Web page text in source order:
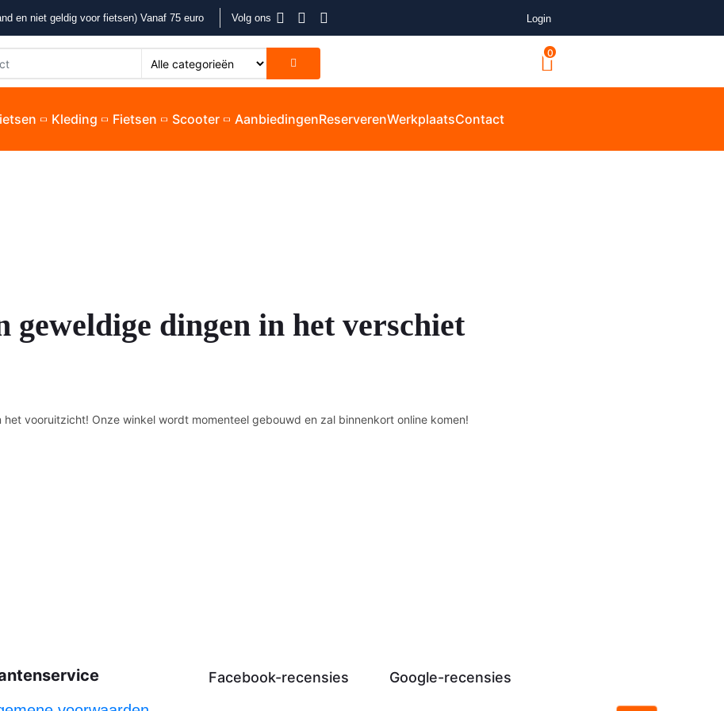
en niet geldig voor fietsen) Vanaf 75 euro Volg ons Login
0
Kleding Fietsen Scooter AanbiedingenReserverenWerkplaatsContact
geweldige dingen in het verschiet
het vooruitzicht! Onze winkel wordt momenteel gebouwd en zal binnenkort online komen!
Facebook-recensies Google-recensies